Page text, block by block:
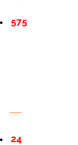
575
24